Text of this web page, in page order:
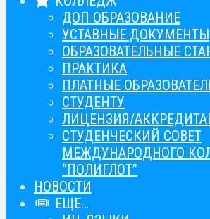
ДОП ОБРАЗОВАНИЕ
УСТАВНЫЕ ДОКУМЕНТЫ
ОБРАЗОВАТЕЛЬНЫЕ
ПРАКТИКА
ПЛАТНЫЕ
СТУДЕНТУ
ЛИЦЕНЗИЯ/
СТУДЕНЧЕСКИЙ СОВЕТ
МЕЖДУНАРОДНОГО
“ПОЛИГЛОТ”
НОВОСТИ
ЕЩЕ…